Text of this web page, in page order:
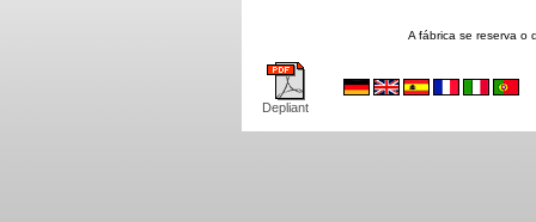
A fábrica se reserva o
Depliant